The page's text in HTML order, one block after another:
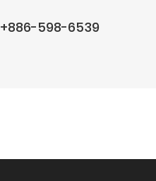
+886-598-6539